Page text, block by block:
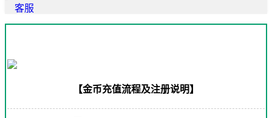
客服
【金币充值流程及注册说明】